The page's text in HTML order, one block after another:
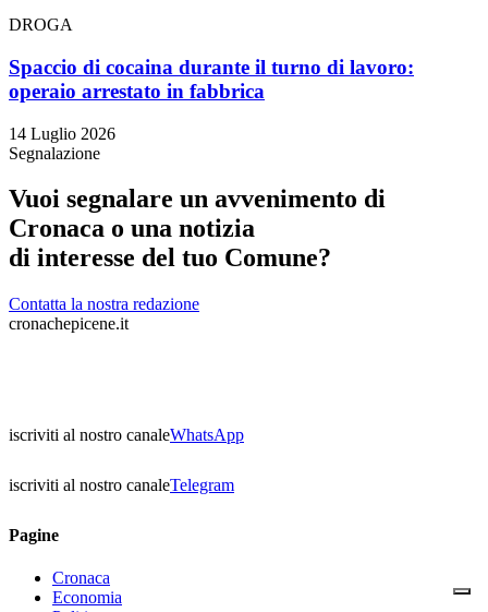
DROGA
Spaccio di cocaina durante il turno di lavoro:
operaio arrestato in fabbrica
14 Luglio 2026
Segnalazione
Vuoi segnalare un avvenimento di
Cronaca o una notizia
di interesse del tuo Comune?
Contatta la nostra redazione
cronachepicene.it
iscriviti al nostro canaleWhatsApp
iscriviti al nostro canaleTelegram
Pagine
Cronaca
Economia